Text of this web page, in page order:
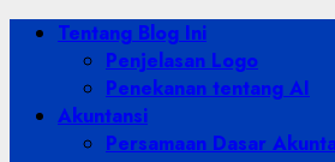
Skip
PrimaryTentang Blog Ini
Penjelasan Logo
Penekanan tentang AI
Akuntansi
Persamaan Dasar